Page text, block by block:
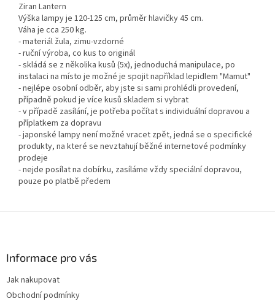
Ziran Lantern
Výška lampy je 120-125 cm, průměr hlavičky 45 cm.
Váha je cca 250 kg.
- materiál žula, zimu-vzdorné
- ruční výroba, co kus to originál
- skládá se z několika kusů (5x), jednoduchá manipulace, po
instalaci na místo je možné je spojit například lepidlem "Mamut"
- nejlépe osobní odběr, aby jste si sami prohlédli provedení,
případně pokud je více kusů skladem si vybrat
- v případě zasílání, je potřeba počítat s individuální dopravou a
příplatkem za dopravu
- japonské lampy není možné vracet zpět, jedná se o specifické
produkty, na které se nevztahují běžné internetové podmínky
prodeje
- nejde posílat na dobírku, zasíláme vždy speciální dopravou,
pouze po platbě předem
Informace pro vás
Jak nakupovat
Obchodní podmínky